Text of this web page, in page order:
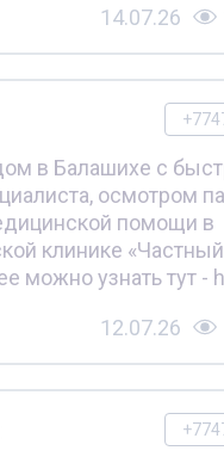
14.07.26
в Балашихе с
осмотром
помощи в
клинике
можно узнать тут -
12.07.26